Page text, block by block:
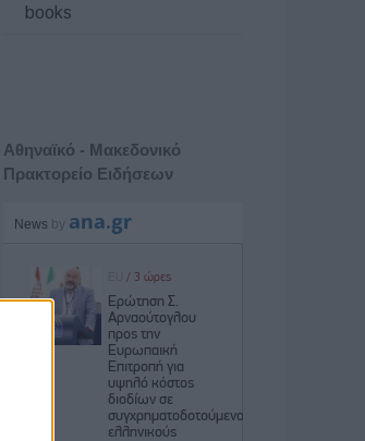
books
Αθηναϊκό - Μακεδονικό
Πρακτορείο Ειδήσεων